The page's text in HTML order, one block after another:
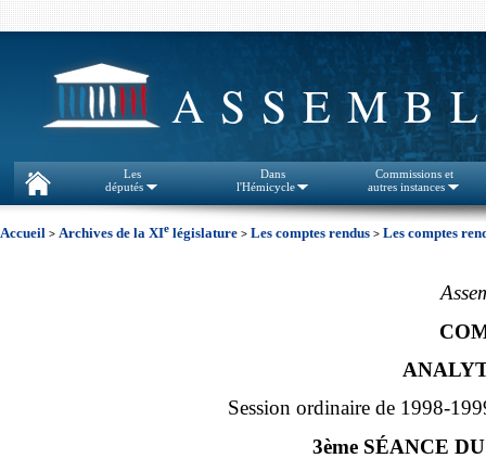
Les
députés
Dans
l'Hémicycle
Commissions et
autres instances
Accueil > Archives de la XIe législature > Les comptes rendus > Les comptes
Session ordinaire de 1998-
3ème SÉANCE